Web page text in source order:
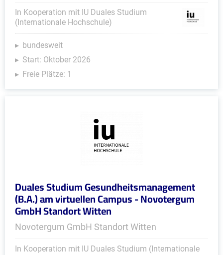
In Kooperation mit IU Duales Studium
(Internationale Hochschule)
bundesweit
Start: Oktober 2026
Freie Plätze: 1
Duales Studium Gesundheitsmanagement
(B.A.) am virtuellen Campus - Novotergum
GmbH Standort Witten
Novotergum GmbH Standort Witten
In Kooperation mit IU Duales Studium (Internationale